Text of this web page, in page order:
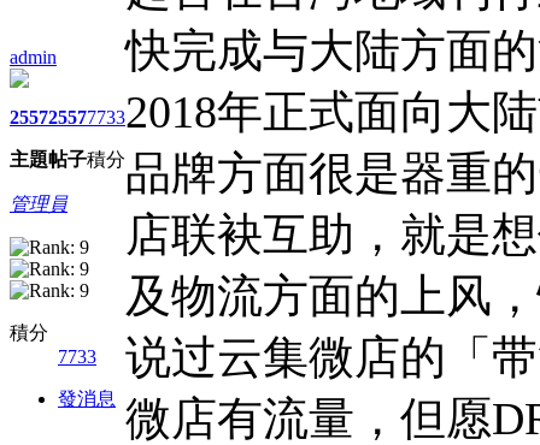
admin
2557
主題
2557
帖子
7733
積分
管理員
積分
7733
發消息
快完成与大陆方面
2018年正式面向大
品牌方面很是器重
店联袂互助，就是
及物流方面的上风
说过云集微店的「
微店有流量，但愿